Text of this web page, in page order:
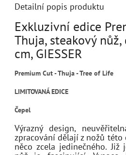
Detailní popis produktu
Exkluzivní edice
Thuja, steakový
cm, GIESSER
Premium Cut - Thuja - Tree of Life
LIMITOVANÁ EDICE
Čepel
Výrazný design,
zpracování dělají z nožů
něco zcela jedinečného.